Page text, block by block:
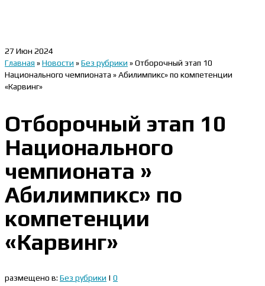
27 Июн 2024
Главная »Новости »Без рубрики »Отборочный этап 10
Национального чемпионата » Абилимпикс» по компетенции
«Карвинг»
Отборочный этап 10
Национального
чемпионата »
Абилимпикс» по
компетенции
«Карвинг»
размещено в: Без рубрики | 0